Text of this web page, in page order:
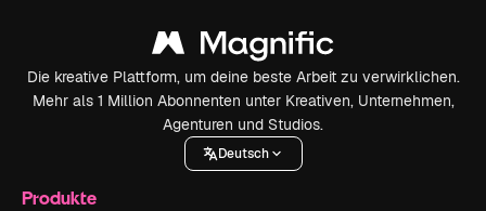
Die kreative Plattform, um deine beste Arbeit zu verwirklichen.
Mehr als 1 Million Abonnenten unter Kreativen, Unternehmen,
Agenturen und Studios.
Deutsch
Produkte